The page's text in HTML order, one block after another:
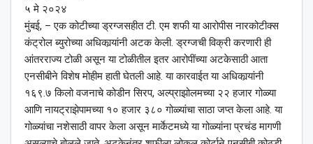
५ मे २०२४
मुंबई, – एक कोटीच्या ड्रग्जसहीत टी. एम शफी या आरोपीस नारकोटीक्स
कंट्रोल ब्युरोच्या अधिकार्‍यांनी अटक केली. ड्रग्जची विक्री करणारी ही
आंतरराज्य टोळी असून या टोळीतील इतर आरोपींच्या अटकेसाठी आता
एनसीबीने विशेष मोहीम हाती घेतली आहे. या कारवाईत या अधिकार्‍यांनी
१६९.७ किलो वजनाचे कोडीन सिरप, अल्प्राझोलमच्या २२ हजार गोळ्या
आणि नायट्राझेपामच्या १० हजार ३८० गोळ्यांचा साठा जप्त केला आहे. या
गोळ्यांचा नशेसाठी वापर केला असून मार्केटमध्ये या गोळ्यांना प्रचंड मागणी